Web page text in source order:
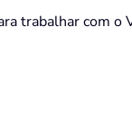
trabalhar com o